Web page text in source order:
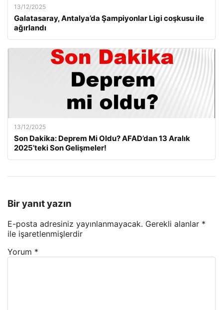
13/12/2025
Galatasaray, Antalya’da Şampiyonlar Ligi coşkusu ile
ağırlandı
13/12/2025
Son Dakika: Deprem Mi Oldu? AFAD’dan 13 Aralık
2025’teki Son Gelişmeler!
Bir yanıt yazın
E-posta adresiniz yayınlanmayacak. Gerekli alanlar *
ile işaretlenmişlerdir
Yorum *